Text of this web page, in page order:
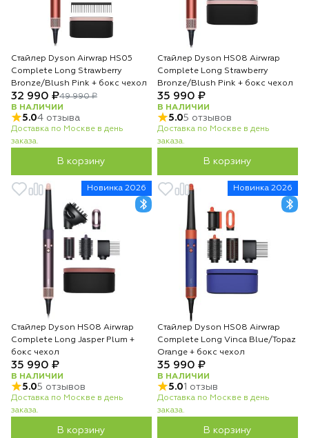
Стайлер Dyson Airwrap HS05
Complete Long Strawberry
Bronze/Blush Pink + бокс чехол
32 990 ₽49 990 ₽
В НАЛИЧИИ
5.04 отзыва
Доставка по Москве в день
заказа.
В корзину
Стайлер Dyson HS08 Airwrap
Complete Long Strawberry
Bronze/Blush Pink + бокс чехол
35 990 ₽
В НАЛИЧИИ
5.05 отзывов
Доставка по Москве в день
заказа.
В корзину
Новинка 2026
Стайлер Dyson HS08 Airwrap
Complete Long Jasper Plum +
бокс чехол
35 990 ₽
В НАЛИЧИИ
5.05 отзывов
Доставка по Москве в день
заказа.
В корзину
Новинка 2026
Стайлер Dyson HS08 Airwrap
Complete Long Vinca Blue/Topaz
Orange + бокс чехол
35 990 ₽
В НАЛИЧИИ
5.01 отзыв
Доставка по Москве в день
заказа.
В корзину